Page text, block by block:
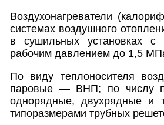
Воздухонагреватели
системах воздушного
в сушильных установках с
рабочим давлением до 1,5
По виду теплоносителя
паровые — ВНП; по числу
однорядные, двухрядные и
типоразмерами трубных